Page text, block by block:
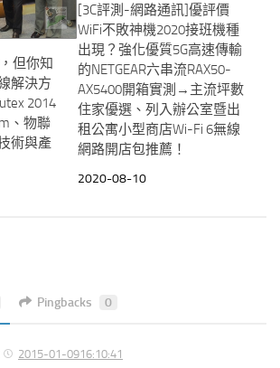
但你知
解決方
2014
、物聯
術與產
[3C評測-網路通訊]優評價
WiFi不敗神機2020接班機種
出現？強化優質5G高速傳輸
的NETGEAR六串流RAX50-
AX5400開箱實測→主流坪數
住家優選、列入辦公室暨出
租公寓小型商店Wi-Fi 6無線
網路開店包推薦！
2020-08-10
Pingbacks 0
2015-01-0916:10:41